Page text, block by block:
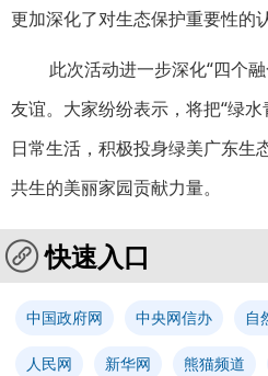
更加深化了对生态保护重要性的认
此次活动进一步深化“四个
友谊。大家纷纷表示，将把“绿
日常生活，积极投身绿美广东生
共生的美丽家园贡献力量。
快速入口
中国政府网 中央网信办 自
人民网 新华网 熊猫频道